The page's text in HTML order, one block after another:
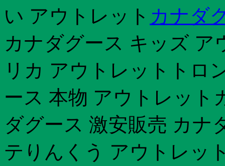
い アウトレット カナダ
カナダグース キッズ
リカ アウトレットトロ
ース 本物 アウトレット
ダグース 激安販売 カナ
テりんくう アウトレッ